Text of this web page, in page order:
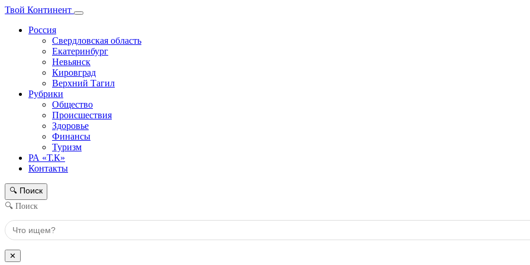
Твой Континент
Россия
Свердловская область
Екатеринбург
Невьянск
Кировград
Верхний Тагил
Рубрики
Общество
Происшествия
Здоровье
Финансы
Туризм
РА «Т.К»
Контакты
🔍 Поиск
🔍 Поиск
✕